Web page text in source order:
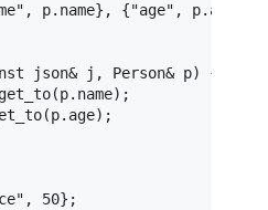
, p.name}, {"age" , p.age}};
json& j, Person& p)
{
get_to(p.name);
(p.age);
, 50};